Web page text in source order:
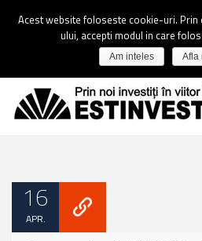
16
APR.
Acest website foloseste cookie-uri.
ului, accepti modul in care
Am inteles Afla